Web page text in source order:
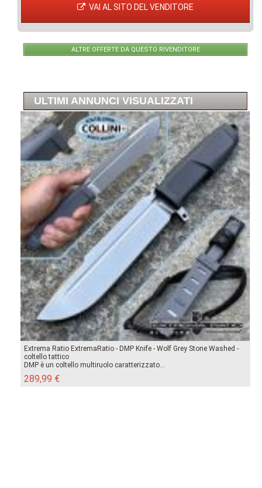
VAI AL SITO DEL VENDITORE
ALTRE OFFERTE DA QUESTO RIVENDITORE
ULTIMI ANNUNCI VISUALIZZATI
Extrema Ratio ExtremaRatio - DMP Knife - Wolf Grey Stone Washed -
coltello tattico
DMP è un coltello multiruolo caratterizzato...
289,99 €